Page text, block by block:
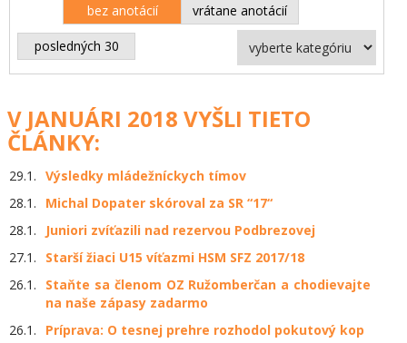
bez anotácií vrátane anotácií
posledných 30
V JANUÁRI 2018 VYŠLI TIETO
ČLÁNKY:
29.1. Výsledky mládežníckych tímov
28.1.
Michal Dopater skóroval za SR “17“
28.1.
Juniori zvíťazili nad rezervou Podbrezovej
27.1.
Starší žiaci U15 víťazmi HSM SFZ 2017/18
26.1.
Staňte sa členom OZ Ružomberčan a chodievajte
na naše zápasy zadarmo
26.1.
Príprava: O tesnej prehre rozhodol pokutový kop